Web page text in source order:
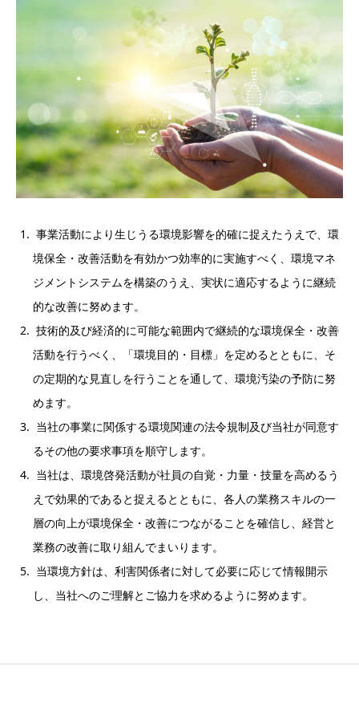
事業活動により生じうる環境影響を的確に捉えたうえで、環
境保全・改善活動を有効かつ効率的に実施すべく、環境マネ
ジメントシステムを構築のうえ、実状に適応するように継続
的な改善に努めます。
技術的及び経済的に可能な範囲内で継続的な環境保全・改善
活動を行うべく、「環境目的・目標」を定めるとともに、そ
の定期的な見直しを行うことを通して、環境汚染の予防に努
めます。
当社の事業に関係する環境関連の法令規制及び当社が同意す
るその他の要求事項を順守します。
当社は、環境啓発活動が社員の自覚・力量・技量を高めるう
えで効果的であると捉えるとともに、各人の業務スキルの一
層の向上が環境保全・改善につながることを確信し、経営と
業務の改善に取り組んでまいります。
当環境方針は、利害関係者に対して必要に応じて情報開示
し、当社へのご理解とご協力を求めるように努めます。